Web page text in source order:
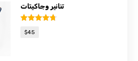
تنانير وجاكيتات
out of 5
$45